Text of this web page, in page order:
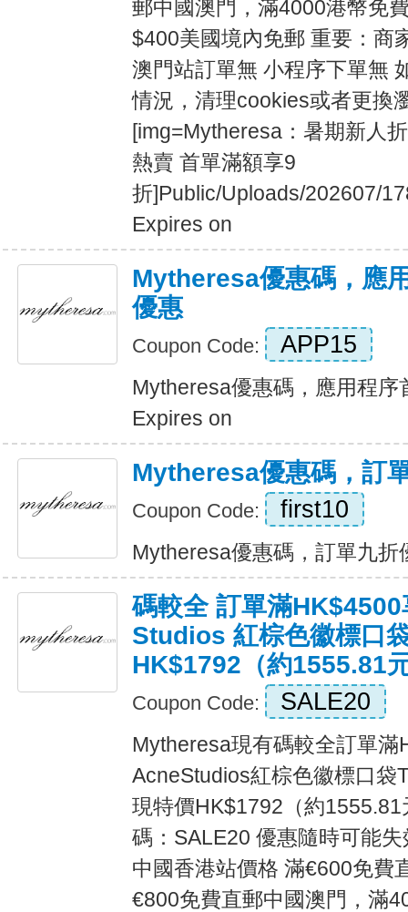
郵中國澳門，滿4000港幣免
$400美國境內免郵 重要：商
澳門站訂單無 小程序下單無
情況，清理cookies或者更換
[img=Mytheresa：暑期新人
熱賣 首單滿額享9
折]Public/Uploads/202607/
Expires on
Mytheresa優惠碼，應
優惠
Coupon Code: APP15
Mytheresa優惠碼，應用程序
Expires on
Mytheresa優惠碼，訂
Coupon Code: first10
Mytheresa優惠碼，訂單九折
碼較全 訂單滿
Studios 紅棕色徽標口
HK$1792（約1555.81
Coupon Code: SALE20
Mytheresa現有碼較全訂單
AcneStudios紅棕色徽標口袋
現特價HK$1792（約
碼：SALE20 優惠隨時可能
中國香港站價格 滿€600免費
€800免費直郵中國澳門，滿